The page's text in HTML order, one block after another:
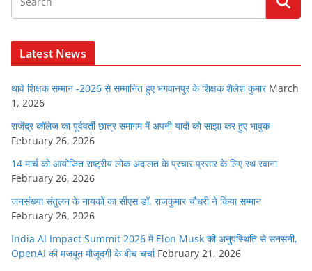
Latest News
थावे शिक्षक सम्मान -2026 से सम्मानित हुए भगवानपुर के शिक्षक शैलेश कुमार March
1, 2026
राजेंद्र कॉलेज का पूर्ववर्ती छात्र समागम में अपनी यादों को साझा कर हुए भावुक
February 26, 2026
14 मार्च को आयोजित राष्ट्रीय लोक अदालत के प्रचार प्रसार के लिए रथ रवाना
February 26, 2026
जनसंख्या संतुलन के नायकों का सीएस डॉ. राजकुमार चौधरी ने किया सम्मान
February 26, 2026
India AI Impact Summit 2026 में Elon Musk की अनुपस्थिति से सनसनी,
OpenAI की मजबूत मौजूदगी के बीच चर्चा February 21, 2026